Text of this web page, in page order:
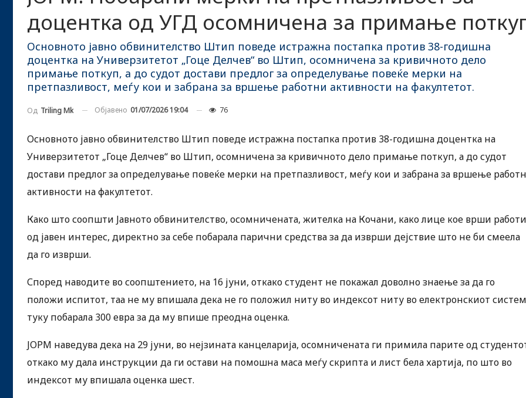
доцентка од УГД осомничена за примање
Основното јавно обвинителство Штип поведе истражна постапка против 38-годишна
доцентка на Универзитетот „Гоце Делчев“ во Штип, осомничена за кривичното дело
примање поткуп, а до судот достави предлог за определување повеќе мерки на
претпазливост, меѓу кои и забрана за вршење работни активности на факултетот.
Од Triling Mk Објавено 01/07/2026 19:04 76
Основното јавно обвинителство Штип поведе истражна постапка против 38-годишна доцентка на
Универзитетот „Гоце Делчев“ во Штип, осомничена за кривичното дело примање поткуп, а до судот
достави предлог за определување повеќе мерки на претпазливост, меѓу кои и забрана за вршење
активности на факултетот.
Како што соопшти Јавното обвинителство, осомничената, жителка на Кочани, како лице кое врши работи
од јавен интерес, директно за себе побарала парични средства за да изврши дејствие што не би смеела
да го изврши.
Според наводите во соопштението, на 16 јуни, откако студент не покажал доволно знаење за да го
положи испитот, таа не му впишала дека не го положил ниту во индексот ниту во електронскиот
туку побарала 300 евра за да му впише преодна оценка.
ЈОРМ наведува дека на 29 јуни, во нејзината канцеларија, осомничената ги примила парите од
откако му дала инструкции да ги остави на помошна маса меѓу скрипта и лист бела хартија, по што во
индексот му впишала оценка шест.